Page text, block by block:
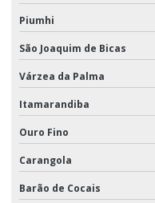
Piumhi
São Joaquim de Bicas
Várzea da Palma
Itamarandiba
Ouro Fino
Carangola
Barão de Cocais